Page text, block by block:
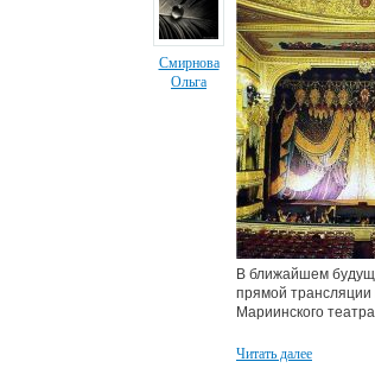
Смирнова
Ольга
В ближайшем
прямой трансляции
Мариинского
Читать далее